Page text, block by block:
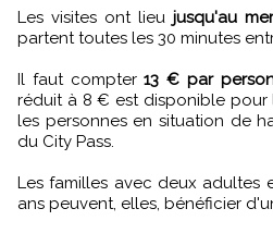
Les visites ont lieu jusqu'au
partent toutes les 30 minutes
Il faut compter13 € par
réduit à 8 € est disponible pour
les personnes en situation de
du City Pass.
Les familles avec deux adultes
ans peuvent, elles, bénéficier